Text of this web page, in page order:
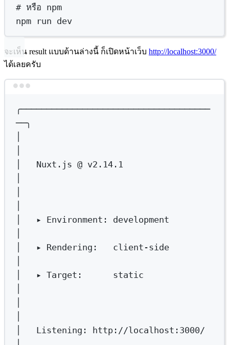
# หรือ npm
npm
run dev
จะเห็น result แบบด้านล่างนี้ ก็เปิดหน้าเว็บ http://localhost:3000/
ได้เลยครับ
╭─────────────────────────────────────
──╮
Nuxt.js @ v2.14.1
▸ Environment:
development
▸ Rendering:
client-side
▸ Target:
static
Listening:
http://localhost:3000/